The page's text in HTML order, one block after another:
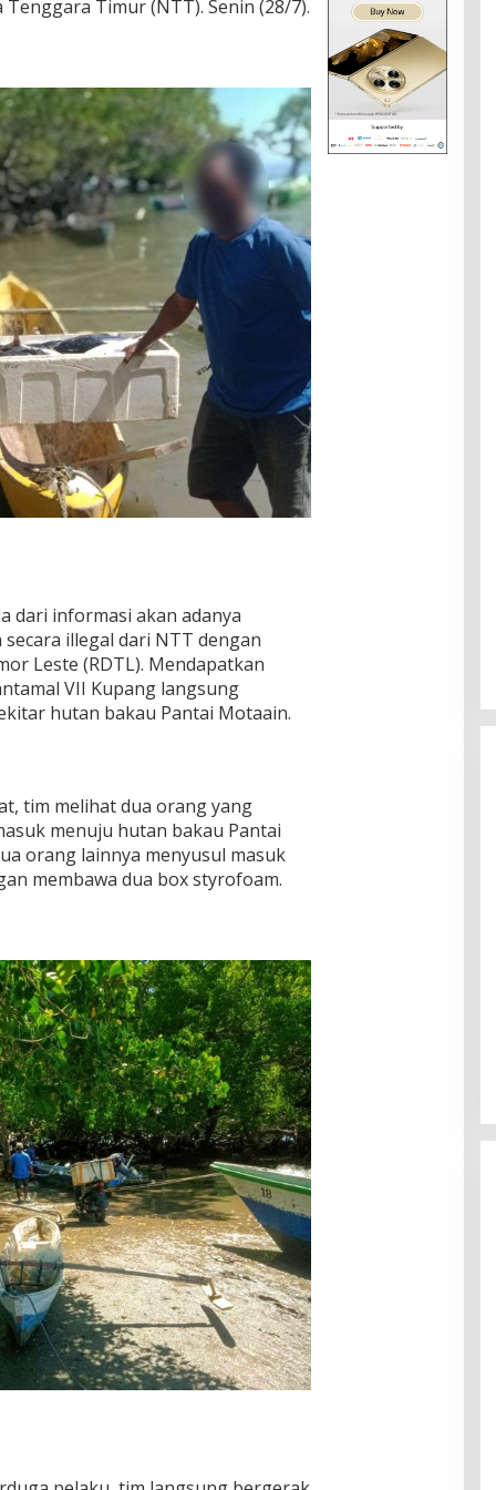
Timur (NTT). Senin (28/7).
dari informasi akan adanya
illegal dari NTT dengan
Leste (RDTL). Mendapatkan
VII Kupang langsung
hutan bakau Pantai Motaain.
tim melihat dua orang yang
menuju hutan bakau Pantai
orang lainnya menyusul masuk
membawa dua box styrofoam.